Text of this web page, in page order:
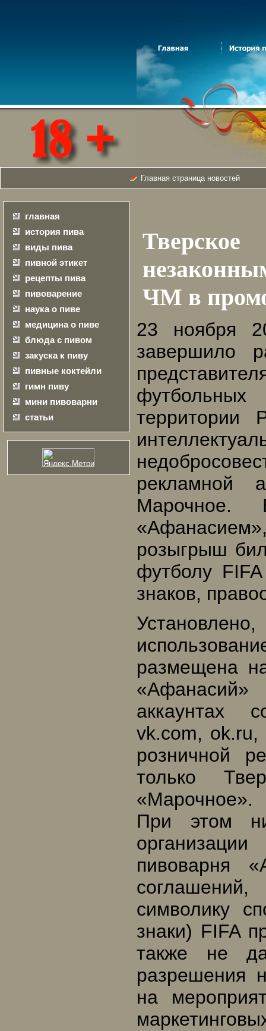
Главная страница новостей
главная
история пива
виды пива
пивной этикет
рецепты пива
пивоварение
наука о пиве
медицина о пиве
блюда с пивом
закуска к пиву
пивные коктейли
гимн пиву
мини пивоварни
статьи
ЧМ в
23 ноября
завершило
территории
рекламной
розыгрыш
футболу
знаков,
размещена
аккаунтах
vk.com,
розничной
только
«Марочное».
При этом
пивоварня
символику
знаки) FIFA
также не
разрешения
на